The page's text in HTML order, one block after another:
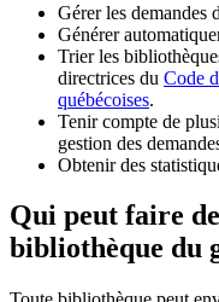
Gérer les demandes
Générer
Trier les
directrices du Code
québécoises.
Tenir compte de
gestion des
Obtenir des
Qui peut faire
bibliothèque du